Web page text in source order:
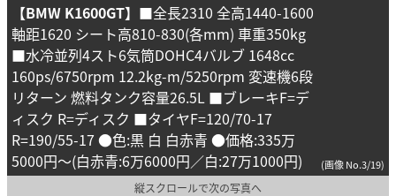
【BMW K1600GT】 ■全長2310 全高1440-1600
軸距1620 シート高810-830(各mm) 車重350kg
■水冷並列4スト6気筒DOHC4バルブ 1648cc
160ps/6750rpm 12.2kg-m/5250rpm 変速機6段
リターン 燃料タンク容量26.5L ■ブレーキF=デ
ィスク R=ディスク ■タイヤF=120/70-17
R=190/55-17 ●色:黒 白 白赤青 ●価格:335万
5000円～(白赤青:6万6000円／白:27万1000円)
(画像 No.3/19)
縦スクロールで次の写真へ